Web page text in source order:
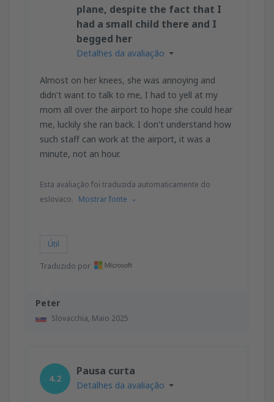
Peter
Slovacchia, Maio 2025
plane, despite the fact that I
had a small child there and I
begged her
Detalhes da avaliação
Almost on her knees, she was annoying and
didn't want to talk to me, I had to yell at my
mom all over the airport to hope she could hear
me, luckily she ran back. I don't understand how
such staff can work at the airport, it was a
minute, not an hour.
Esta avaliação foi traduzida automaticamente do
eslovaco. Mostrar fonte
Útil
Traduzido por
4.2
Pausa curta
Detalhes da avaliação